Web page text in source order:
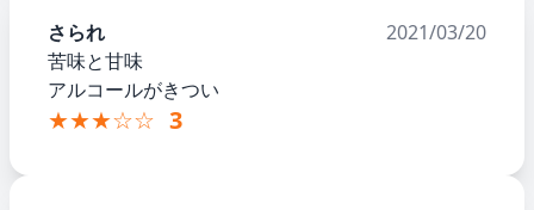
さられ
2021/03/20
苦味と甘味
アルコールがきつい
★★★☆☆ 3